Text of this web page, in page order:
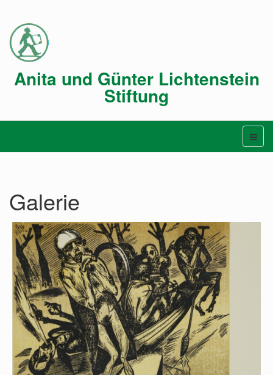
Anita und Günter Lichtenstein
Stiftung
Galerie